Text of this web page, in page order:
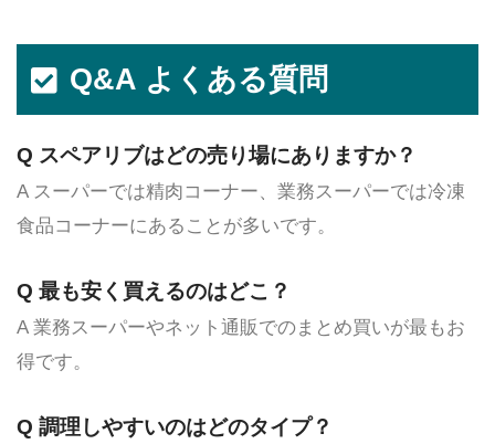
Q&A よくある質問
Q スペアリブはどの売り場にありますか？
A スーパーでは精肉コーナー、業務スーパーでは冷凍
食品コーナーにあることが多いです。
Q 最も安く買えるのはどこ？
A 業務スーパーやネット通販でのまとめ買いが最もお
得です。
Q 調理しやすいのはどのタイプ？